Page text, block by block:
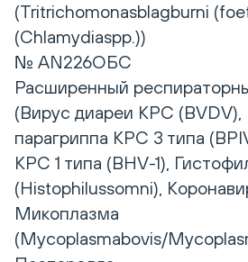
(Tritrichomonasblagburni
(Chlamydiaspp.))
№ AN226ОБС
Расширенный
(Вирус диареи КРС (BVDV),
парагриппа КРС 3 типа
КРС 1 типа (BHV-1),
(Histophilussomni),
Микоплазма
(Mycoplasmabovis/